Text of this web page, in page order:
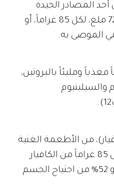
أحد المصادر الجيدة
للكولين، حيث يوفر كلاهما 72 ملغ، لكل 85 غراماً، أو
ومليئاً بالبروتين،
من الأطعمة الغنية
بمادة الكولين. ويوجد في كل 85 غراماً من الكافيار
مختلط الأنواع 285 ملغم، أو 52% من احتياج الجسم